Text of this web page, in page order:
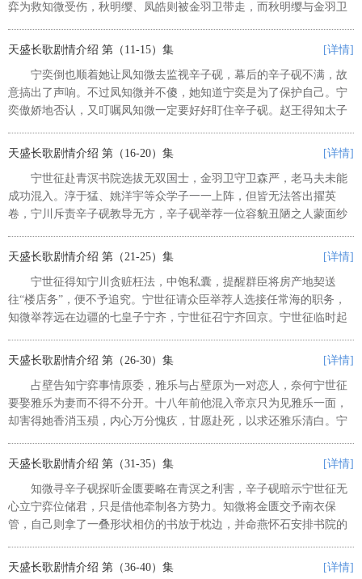
弈为救知微受伤，秋明缨、凤皓则被金羽卫带走，而秋明缨与金羽卫
府；此时，赵给使来访，宁弈告知...
天盛长歌剧情介绍 第（11-15）集 [详情]
宁奕倒也顺着她让凤知微去监视辛子砚，幕后的辛子砚不满，故
意搞出了声响。不过凤知微并不傻，她知道宁奕是为了保护自己。宁
奕傲娇地否认，又叮嘱凤知微一定要好好盯住辛子砚。赵王得知太子
太子，看着眼前心思深沉的赵王...
天盛长歌剧情介绍 第（16-20）集 [详情]
宁世征赴青溟书院选拔无双国士，金羽卫守卫森严，老马夫未能
成功混入。淳于猛、姚洋宇等众学子一一上阵，但皆无法答出擢英
卷，宁川斥责辛子砚教导无方，辛子砚举荐一位容貌丑陋之人蒙面纱
蒙面人依旧不负众望，回答得滴水...
天盛长歌剧情介绍 第（21-25）集 [详情]
宁世征得知宁川贪赃枉法，中饱私囊，提醒群臣将房产地契送
往“楼店务”，便不予追究。宁世征请众臣举荐人选接任常海的职务，
知微举荐远在边疆的七皇子宁齐，宁世征召宁齐回京。宁世征临时起
王氏将二十年前绣的手帕放在樟...
天盛长歌剧情介绍 第（26-30）集 [详情]
占壁告知宁弈事情原委，雅乐与占壁原为一对恋人，奈何宁世征
要娶雅乐为妻而不得不分开。十八年前他混入帝京只为见雅乐一面，
却害得她香消玉殒，内心万分愧疚，甘愿赴死，以求还雅乐清白。宁
弈，示意必要时可找秋尚奇帮忙。...
天盛长歌剧情介绍 第（31-35）集 [详情]
知微寻辛子砚探听金匮要略在青溟之利害，辛子砚暗示宁世征无
心立宁弈位储君，只是借他牵制各方势力。知微将金匮交予南衣保
管，自己则拿了一叠形状相仿的书放于枕边，并命燕怀石安排书院的
了前来送宁世征寿辰信札的礼部侍...
天盛长歌剧情介绍 第（36-40）集 [详情]